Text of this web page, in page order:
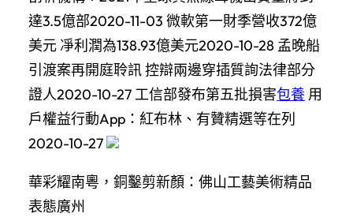
達3.5億部2020-11-03 微軟第一財季營收372億
美元 凈利潤為138.93億美元2020-10-28 孟晚船
引渡案再開庭聆訊 控辯兩邊穿插質詢法律部分
證人2020-10-27 工信部發布第五批損害包養 用
戶權益行動App：紅布林、有贊精選等在列
2020-10-27
華彩耀南粵，銅鑿剪新顏：佛山工藝美術精品
表態廣州